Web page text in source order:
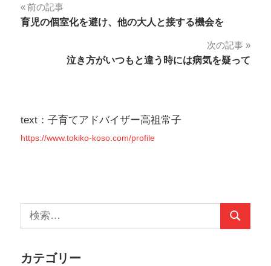
投
ー
ン
前の記事
育児の個室化を避け、他の大人と接する機会を
次の記事
泣き方がいつもと違う時には病気を疑って
text：子育てアドバイザー高祖常子
https://www.tokiko-koso.com/profile
検
索:
検
カテゴリー